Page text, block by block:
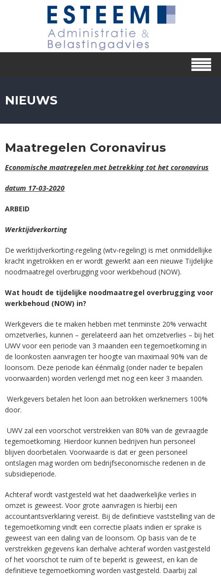
NIEUWS
Maatregelen Coronavirus
Economische maatregelen met betrekking tot het coronavirus
datum 17-03-2020
ARBEID
Werktijdverkorting
De werktijdverkorting-regeling (wtv-regeling) is met onmiddellijke
kracht ingetrokken en er wordt gewerkt aan een nieuwe Tijdelijke
noodmaatregel overbrugging voor werkbehoud (NOW).
Wat houdt de tijdelijke noodmaatregel overbrugging voor
werkbehoud (NOW) in?
Werkgevers die te maken hebben met tenminste 20% verwacht
omzetverlies, kunnen – gerelateerd aan het omzetverlies – bij het
UWV voor een periode van 3 maanden een tegemoetkoming in
de loonkosten aanvragen ter hoogte van maximaal 90% van de
loonsom. Deze periode kan éénmalig (onder nader te bepalen
voorwaarden) worden verlengd met nog een keer 3 maanden.
Werkgevers betalen het loon aan betrokken werknemers 100%
door.
UWV zal een voorschot verstrekken van 80% van de gevraagde
tegemoetkoming. Hierdoor kunnen bedrijven hun personeel
blijven doorbetalen. Voorwaarde is dat er geen personeel
ontslagen mag worden om bedrijfseconomische redenen in de
subsidieperiode.
Achteraf wordt vastgesteld wat het daadwerkelijke verlies in
omzet is geweest. Voor grote aanvragen is hierbij een
accountantsverklaring vereist. Bij de definitieve vaststelling van de
tegemoetkoming vindt een correctie plaats indien er sprake is
geweest van een daling van de loonsom. Op basis van de te
verstrekken gegevens kan derhalve achteraf worden vastgesteld
of het voorschot te ruim of te beperkt is geweest, en kan de
definitieve tegemoetkoming worden vastgesteld. Daarbij zal